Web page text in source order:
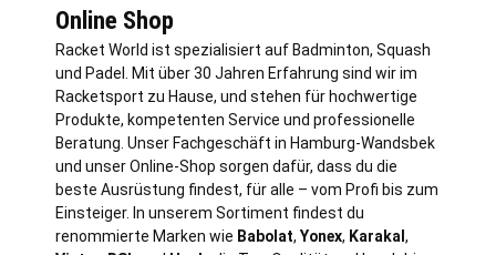
Online Shop
Racket World ist spezialisiert auf Badminton, Squash
und Padel. Mit über 30 Jahren Erfahrung sind wir im
Racketsport zu Hause, und stehen für hochwertige
Produkte, kompetenten Service und professionelle
Beratung. Unser Fachgeschäft in Hamburg-Wandsbek
und unser Online-Shop sorgen dafür, dass du die
beste Ausrüstung findest, für alle – vom Profi bis zum
Einsteiger. In unserem Sortiment findest du
renommierte Marken wie Babolat, Yonex, Karakal ,